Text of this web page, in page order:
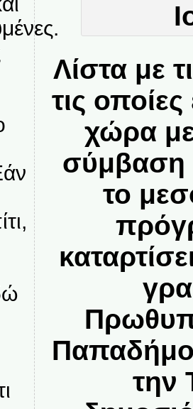
Λίστα με
τις
χώρα
σύμβαση
το
την